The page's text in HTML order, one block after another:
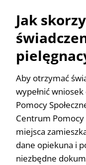
Jak
Aby otrzymać
wypełnić
Pomocy
Centrum Pomocy
miejsca
dane opiekuna i
niezbędne